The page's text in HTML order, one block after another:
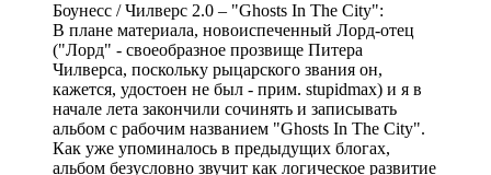
Боунесс / Чилверс 2.0 – "Ghosts In The City":
В плане материала, новоиспеченный Лорд-отец
("Лорд" - своеобразное прозвище Питера
Чилверса, поскольку рыцарского звания он,
кажется, удостоен не был - прим. stupidmax) и я в
начале лета закончили сочинять и записывать
альбом с рабочим названием "Ghosts In The City".
Как уже упоминалось в предыдущих блогах,
альбом безусловно звучит как логическое развитие